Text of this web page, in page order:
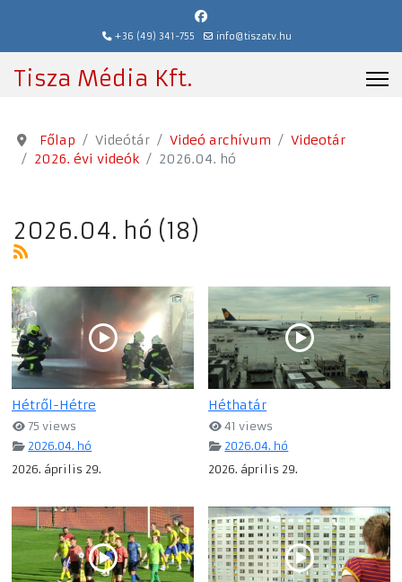
+36 (49) 341-755 info@tiszatv.hu
Tisza Média Kft.
Főlap Videótár Videó archívum
Videotár
2026. évi videók
2026.04. hó
2026.04. hó (18)
Hétről-Hétre
75 views
2026.04. hó
2026. április 29.
Héthatár
41 views
2026.04. hó
2026. április 29.